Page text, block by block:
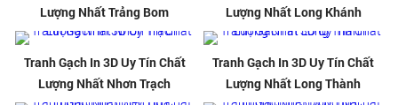
Lượng Nhất Trảng Bom
Lượng Nhất Long Khánh
Tranh Gạch In 3D Uy Tín Chất
Lượng Nhất Nhơn Trạch
Tranh Gạch In 3D Uy Tín Chất
Lượng Nhất Long Thành